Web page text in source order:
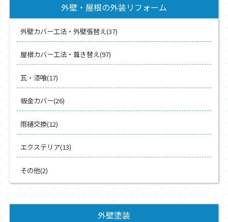
外壁・屋根の外装リフォーム
外壁カバー工法・外壁張替え(37)
屋根カバー工法・葺き替え(97)
瓦・漆喰(17)
板金カバー(26)
雨樋交換(12)
エクステリア(13)
その他(2)
外壁塗装